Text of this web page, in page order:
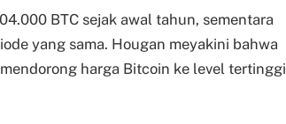
BTC sejak awal tahun, sementara
yang sama. Hougan meyakini bahwa
harga Bitcoin ke level tertinggi